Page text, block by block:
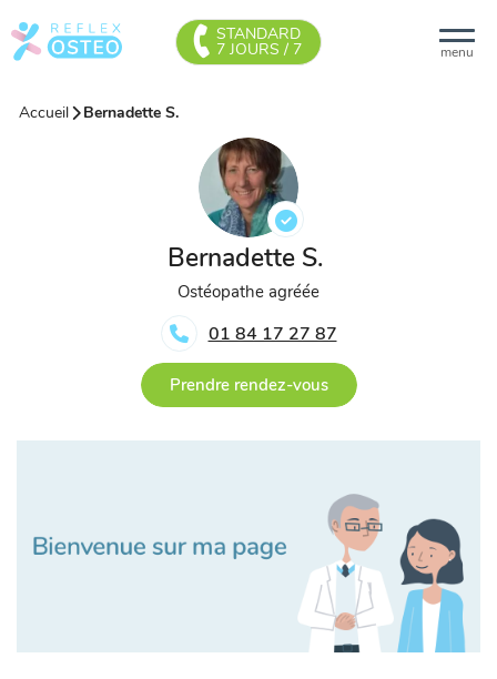
menu
STANDARD
7 JOURS / 7
Accueil Bernadette S.
Bernadette S.
Ostéopathe agréée
01 84 17 27 87
Prendre rendez-vous